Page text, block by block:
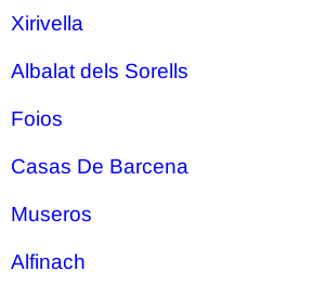
Xirivella
Albalat dels Sorells
Foios
Casas De Barcena
Museros
Alfinach